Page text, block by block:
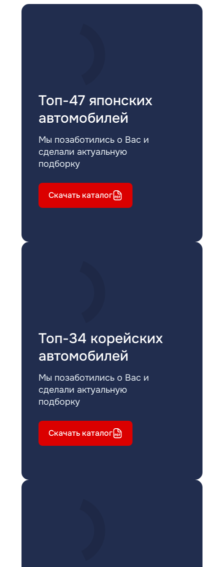
Топ-47 японских
автомобилей
Мы позаботились о Вас и
сделали актуальную
подборку
Скачать каталог
Топ-34 корейских
автомобилей
Мы позаботились о Вас и
сделали актуальную
подборку
Скачать каталог